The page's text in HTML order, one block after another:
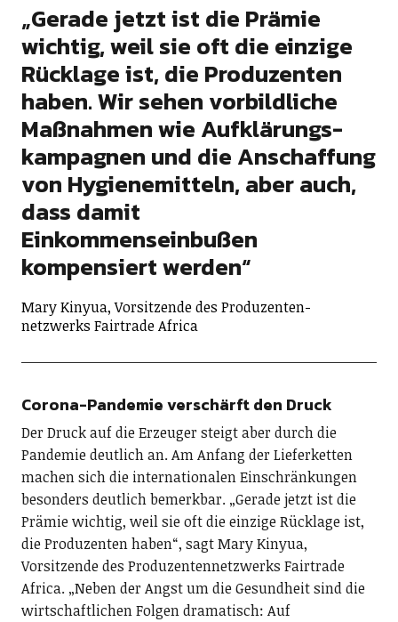
„Gerade jetzt ist die Prämie
wichtig, weil sie oft die einzige
Rücklage ist, die Produzenten
haben. Wir sehen vorbildliche
Maßnahmen wie Aufklärungs­
kampagnen und die Anschaffung
von Hygienemitteln, aber auch,
dass damit
Einkommenseinbußen
kompensiert werden“
Mary Kinyua, Vorsitzende des Produzenten-
netzwerks Fairtrade Africa
Corona-Pandemie verschärft den Druck
Der Druck auf die Erzeuger steigt aber durch die
Pandemie deutlich an. Am Anfang der Lieferketten
machen sich die internationalen Einschränkungen
besonders deutlich bemerkbar. „Gerade jetzt ist die
Prämie wichtig, weil sie oft die einzige Rücklage ist,
die Produzenten haben“, sagt Mary Kinyua,
Vorsitzende des Produzentennetzwerks Fairtrade
Africa. „Neben der Angst um die Gesundheit sind die
wirtschaftlichen Folgen dramatisch: Auf